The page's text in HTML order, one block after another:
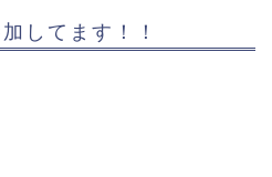
してます！！